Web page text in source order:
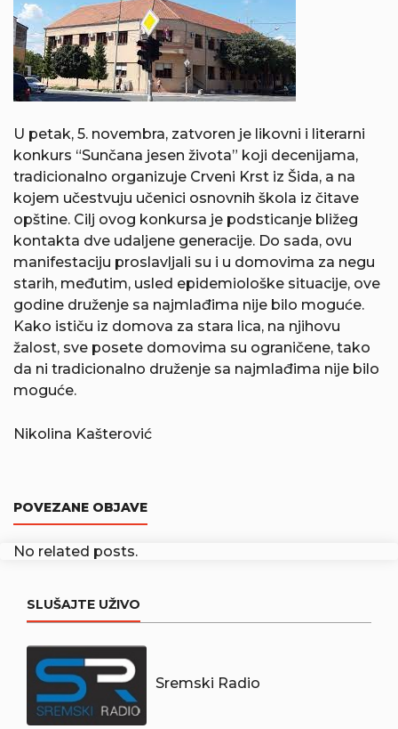
U petak, 5. novembra, zatvoren je likovni i literarni
konkurs “Sunčana jesen života” koji decenijama,
tradicionalno organizuje Crveni Krst iz Šida, a na
kojem učestvuju učenici osnovnih škola iz čitave
opštine. Cilj ovog konkursa je podsticanje bližeg
kontakta dve udaljene generacije. Do sada, ovu
manifestaciju proslavljali su i u domovima za negu
starih, međutim, usled epidemiološke situacije, ove
godine druženje sa najmlađima nije bilo moguće.
Kako ističu iz domova za stara lica, na njihovu
žalost, sve posete domovima su ograničene, tako
da ni tradicionalno druženje sa najmlađima nije bilo
moguće.
Nikolina Kašterović
POVEZANE OBJAVE
No related posts.
SLUŠAJTE UŽIVO
Sremski Radio